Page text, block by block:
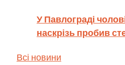
У Павлограді
наскрізь пробив
Всі новини